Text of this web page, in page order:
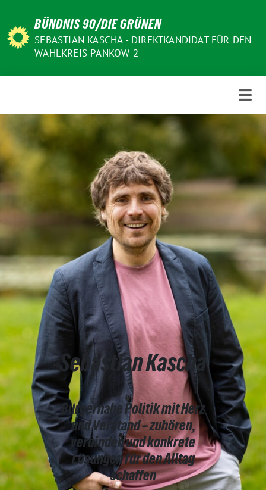
zum
Inhalt
BÜNDNIS 90/DIE GRÜNEN
SEBASTIAN KASCHA - DIREKTKANDIDAT FÜR DEN
WAHLKREIS PANKOW 2
Sebastian Kascha
Bürgernahe Politik mit Herz
und Verstand – zuhören,
verbinden und konkrete
Lösungen für den Alltag
schaffen